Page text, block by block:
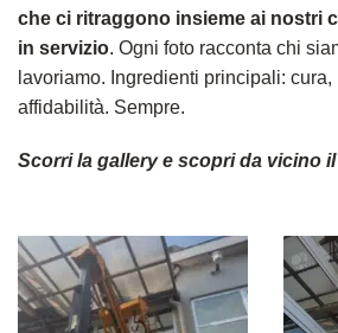
che ci ritraggono insieme ai nostri
in servizio. Ogni foto racconta chi
lavoriamo. Ingredienti principali: cura,
affidabilità. Sempre.
Scorri la gallery e scopri da vicino